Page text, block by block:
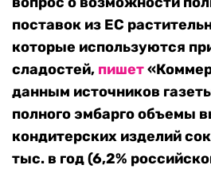
поставок из ЕС
которые используются
сладостей, пишет
данным источников
полного эмбарго объемы
кондитерских изделий
тыс. в год (6,2%